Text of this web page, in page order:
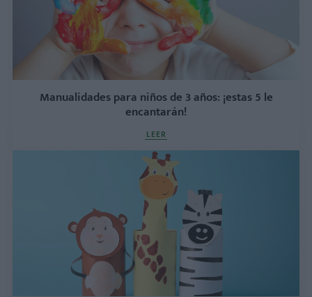
Manualidades para niños de 3 años: ¡estas 5 le
encantarán!
LEER